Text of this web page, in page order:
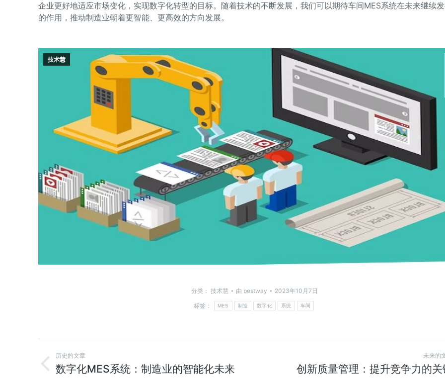
企业更好地适应市场变化，实现数字化转型的目标。随着技术的不断发展，我们可以期待车间MES系统在未来继续
的作用，推动制造业朝着更智能、更高效的方向发展。
技术慧
分类： 技术慧 由 bestway
2023年10月7日
标签：
MES 制造 数字化 系统 车间
历史的文章
数字化MES系统：制造业的智能化未来
未来的
创新质量管理：提升竞争力的关